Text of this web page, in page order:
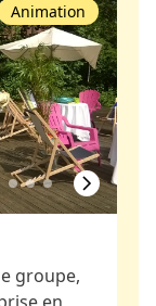
Animation
groupe,